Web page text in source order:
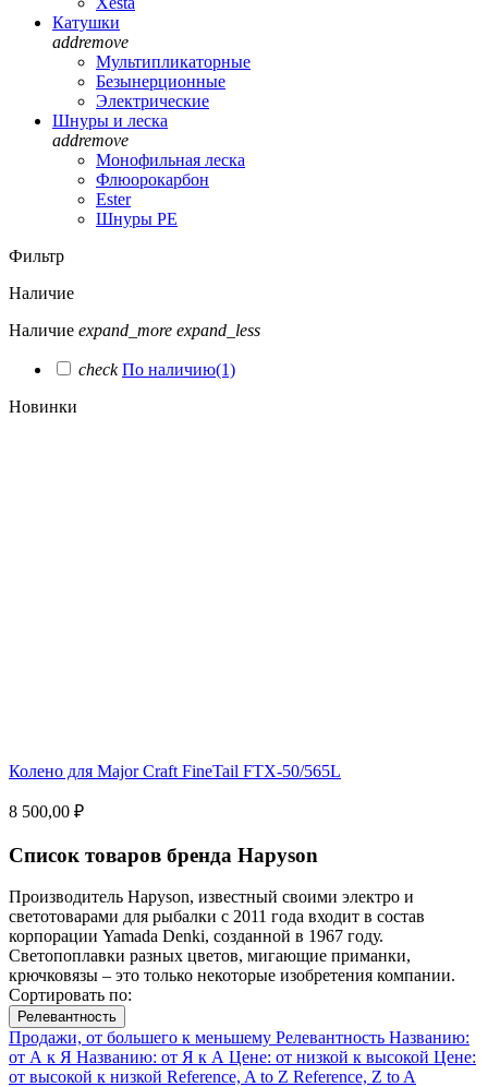
Катушки
addremove
Мультипликаторные
Безынерционные
Электрические
Шнуры и леска
addremove
Монофильная леска
Флюорокарбон
Ester
Шнуры PE
Фильтр
Наличие
Наличие expand_more expand_less
check По наличию(1)
Новинки
Колено для Major Craft FineTail FTX-50/565L
8 500,00 ₽
Список товаров бренда Hapyson
Производитель Hapyson, известный своими электро и
светотоварами для рыбалки с 2011 года входит в состав
корпорации Yamada Denki, созданной в 1967 году.
Светопоплавки разных цветов, мигающие приманки,
крючковязы – это только некоторые изобретения компании.
Сортировать по:
Релевантность
Продажи, от большего к меньшему Релевантность Названию:
от А к Я Названию: от Я к А Цене: от низкой к высокой Цене:
от высокой к низкой Reference, A to Z Reference, Z to A